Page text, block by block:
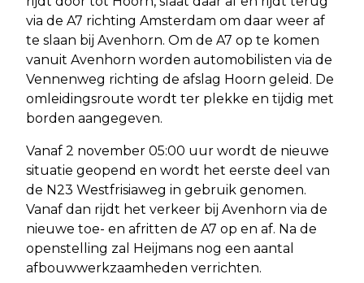
via de A7 richting Amsterdam om daar weer af
te slaan bij Avenhorn. Om de A7 op te komen
vanuit Avenhorn worden automobilisten via de
Vennenweg richting de afslag Hoorn geleid. De
omleidingsroute wordt ter plekke en tijdig met
borden aangegeven.
Vanaf 2 november 05:00 uur wordt de nieuwe
situatie geopend en wordt het eerste deel van
de N23 Westfrisiaweg in gebruik genomen.
Vanaf dan rijdt het verkeer bij Avenhorn via de
nieuwe toe- en afritten de A7 op en af. Na de
openstelling zal Heijmans nog een aantal
afbouwwerkzaamheden verrichten.